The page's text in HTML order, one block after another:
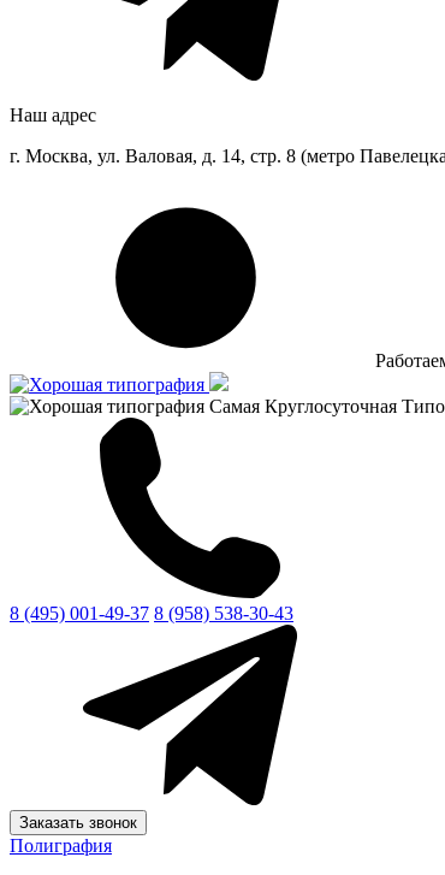
Наш адрес
г. Москва, ул. Валовая, д. 14, стр. 8 (метро
Самая Круглосуточная
8 (495) 001-49-37 8 (958) 538-30-43
Заказать звонок
Полиграфия